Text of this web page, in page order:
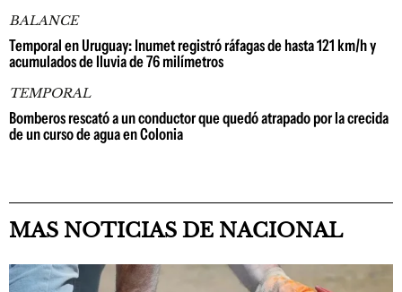
BALANCE
Temporal en Uruguay: Inumet registró ráfagas de hasta 121 km/h y
acumulados de lluvia de 76 milímetros
TEMPORAL
Bomberos rescató a un conductor que quedó atrapado por la crecida
de un curso de agua en Colonia
MAS NOTICIAS DE NACIONAL